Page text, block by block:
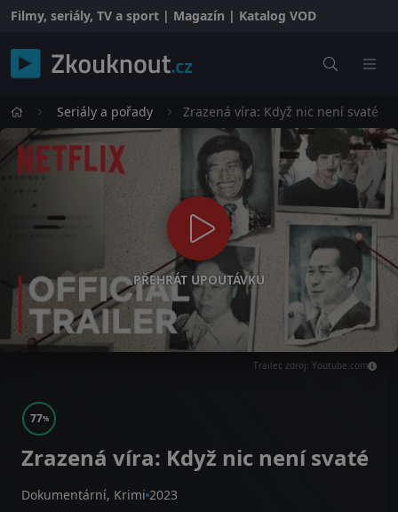
Filmy, seriály, TV a sport | Magazín | Katalog VOD
Seriály a pořady Zrazená víra: Když nic není svaté
PŘEHRÁT UPOUTÁVKU
Trailer, zdroj: Youtube.com
77%
Zrazená víra: Když nic není svaté
Dokumentární, Krimi 2023